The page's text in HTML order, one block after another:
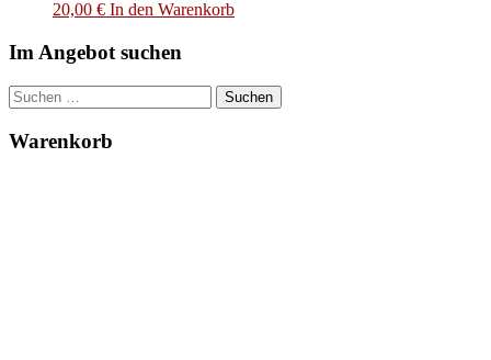
20,00 € In den Warenkorb
Im Angebot suchen
Suchen
nach:
Warenkorb